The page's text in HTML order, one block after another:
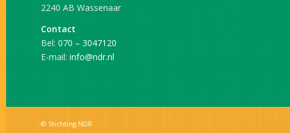
2240 AB Wassenaar
Contact
Bel: 070 – 3047120
E-mail: info@ndr.nl
© Stichting NDR